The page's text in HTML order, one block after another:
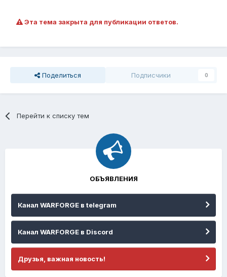
Эта тема закрыта для публикации ответов.
Поделиться Подписчики 0
Перейти к списку тем
ОБЪЯВЛЕНИЯ
Канал WARFORGE в telegram
Канал WARFORGE в Discord
Друзья, важная новость!